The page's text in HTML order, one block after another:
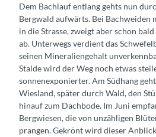
Dem Bachlauf entlang gehts nun
Bergwald aufwärts. Bei Bachweiden
in die Strasse, zweigt aber schon
ab. Unterwegs verdient das
seinen Mineraliengehalt
Stalde wird der Weg noch etwas
sonnenexponierter. Am Südhang
Wiesland, später durch Wald, den
hinauf zum Dachbode. Im Juni
Bergwiesen, die von unzähligen
prangen. Gekrönt wird dieser